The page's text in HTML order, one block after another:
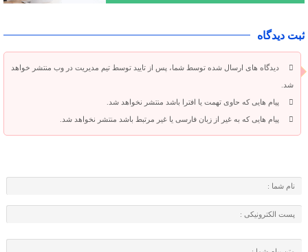
ثبت دیدگاه
دیدگاه های ارسال شده توسط شما، پس از تایید توسط تیم مدیریت در وب منتشر خواهد
شد.
پیام هایی که حاوی تهمت یا افترا باشد منتشر نخواهد شد.
پیام هایی که به غیر از زبان فارسی یا غیر مرتبط باشد منتشر نخواهد شد.